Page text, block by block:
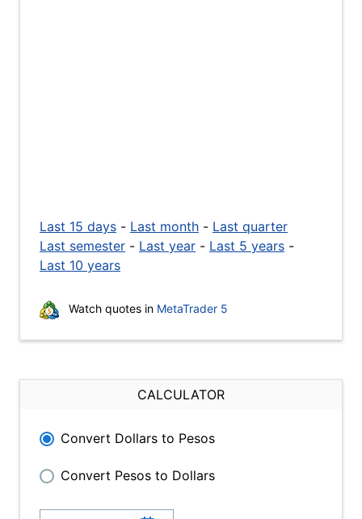
Last 15 days - Last month - Last quarter
Last semester - Last year - Last 5 years -
Last 10 years
Watch quotes in MetaTrader 5
CALCULATOR
Convert Dollars to Pesos
Convert Pesos to Dollars